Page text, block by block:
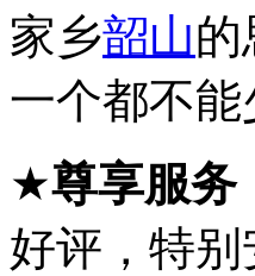
家乡韶山的
一个都不能
★尊享服务
好评， 特别